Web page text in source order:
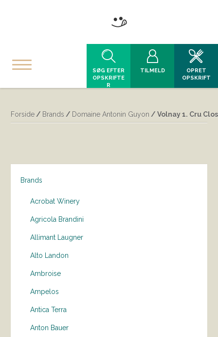
SØG EFTER
OPSKRIFTE
R
TILMELD
OPRET
OPSKRIFT
Forside / Brands / Domaine Antonin Guyon / Volnay 1. Cru
Brands
Acrobat Winery
Agricola Brandini
Allimant Laugner
Alto Landon
Ambroise
Ampelos
Antica Terra
Anton Bauer